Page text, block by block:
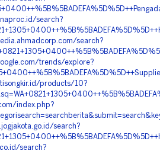
search?
search?
trends/explore?
products/10?
index.php?
search?
search?